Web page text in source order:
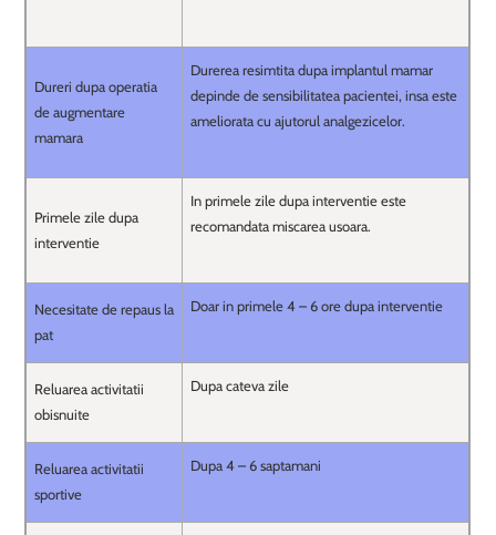
Dureri dupa operatia
de augmentare
mamara
Durerea resimtita dupa implantul mamar
depinde de sensibilitatea pacientei, insa este
ameliorata cu ajutorul analgezicelor.
Primele zile dupa
interventie
In primele zile dupa interventie este
recomandata miscarea usoara.
Necesitate de repaus la
pat
Doar in primele 4 – 6 ore dupa interventie
Reluarea activitatii
obisnuite
Dupa cateva zile
Reluarea activitatii
sportive
Dupa 4 – 6 saptamani